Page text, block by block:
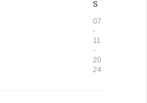
s
07
-
11
-
20
24